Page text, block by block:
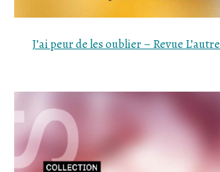
J’aipeurde les oublier – Revue L’autre